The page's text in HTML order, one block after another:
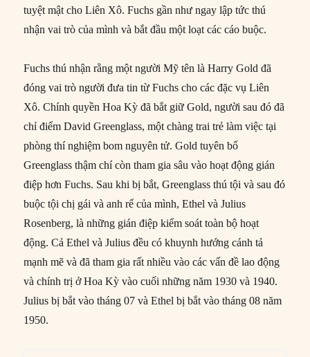
tuyệt mật cho Liên Xô. Fuchs gần như ngay lập tức thú
nhận vai trò của mình và bắt đầu một loạt các cáo buộc.
Fuchs thú nhận rằng một người Mỹ tên là Harry Gold đã
đóng vai trò người đưa tin từ Fuchs cho các đặc vụ Liên
Xô. Chính quyền Hoa Kỳ đã bắt giữ Gold, người sau đó đã
chỉ điểm David Greenglass, một chàng trai trẻ làm việc tại
phòng thí nghiệm bom nguyên tử. Gold tuyên bố
Greenglass thậm chí còn tham gia sâu vào hoạt động gián
điệp hơn Fuchs. Sau khi bị bắt, Greenglass thú tội và sau đó
buộc tội chị gái và anh rể của mình, Ethel và Julius
Rosenberg, là những gián điệp kiểm soát toàn bộ hoạt
động. Cả Ethel và Julius đều có khuynh hướng cánh tả
mạnh mẽ và đã tham gia rất nhiều vào các vấn đề lao động
và chính trị ở Hoa Kỳ vào cuối những năm 1930 và 1940.
Julius bị bắt vào tháng 07 và Ethel bị bắt vào tháng 08 năm
1950.